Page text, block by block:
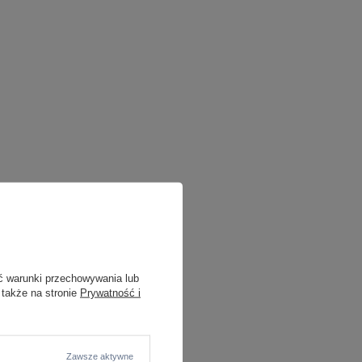
warunki przechowywania lub
na stronie Prywatność i
Zawsze aktywne